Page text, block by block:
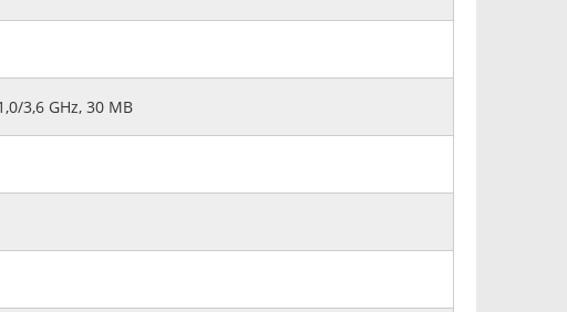
3,6 GHz, 30 MB